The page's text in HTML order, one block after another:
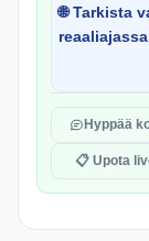
🌐 Tarkista
Hyppää
📋 Upota